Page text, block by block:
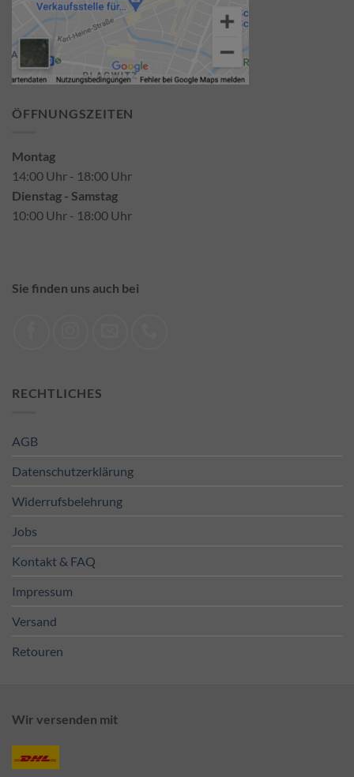
ÖFFNUNGSZEITEN
Montag
14:00 Uhr - 18:00 Uhr
Dienstag - Samstag
10:00 Uhr - 18:00 Uhr
Sie finden uns auch bei
RECHTLICHES
AGB
Datenschutzerklärung
Widerrufsbelehrung
Jobs
Kontakt & FAQ
Impressum
Versand
Retouren
Wir versenden mit